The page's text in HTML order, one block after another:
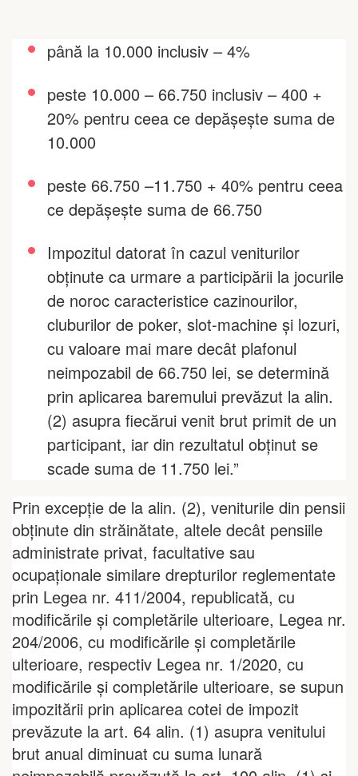
până la 10.000 inclusiv – 4%
peste 10.000 – 66.750 inclusiv – 400 +
20% pentru ceea ce depăşeşte suma de
10.000
peste 66.750 –11.750 + 40% pentru ceea
ce depăşeşte suma de 66.750
Impozitul datorat în cazul veniturilor
obţinute ca urmare a participării la jocurile
de noroc caracteristice cazinourilor,
cluburilor de poker, slot-machine şi lozuri,
cu valoare mai mare decât plafonul
neimpozabil de 66.750 lei, se determină
prin aplicarea baremului prevăzut la alin.
(2) asupra fiecărui venit brut primit de un
participant, iar din rezultatul obţinut se
scade suma de 11.750 lei.”
Prin excepţie de la alin. (2), veniturile din pensii
obţinute din străinătate, altele decât pensiile
administrate privat, facultative sau
ocupaţionale similare drepturilor reglementate
prin Legea nr. 411/2004, republicată, cu
modificările şi completările ulterioare, Legea nr.
204/2006, cu modificările şi completările
ulterioare, respectiv Legea nr. 1/2020, cu
modificările şi completările ulterioare, se supun
impozitării prin aplicarea cotei de impozit
prevăzute la art. 64 alin. (1) asupra venitului
brut anual diminuat cu suma lunară